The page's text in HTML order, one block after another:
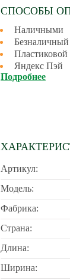
СПОСОБЫ
Наличными
Безналичный
Пластиковой
Яндекс Пэй
Подробнее
Артикул:
Модель:
Фабрика:
Страна:
Длина:
Ширина: